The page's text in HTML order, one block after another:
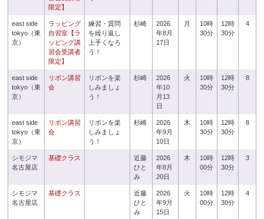
限定】
east side
tokyo（東
京）
ラッピング
自習室【ラ
ッピング講
習会受講者
限定】
練習・質問
を繰り返し
上手くなろ
う！
杉崎
2026
年8月
17日
月
10時
30分
12時
30分
4
east side
tokyo（東
京）
リボン講習
会
リボンを楽
しみましょ
う！
杉崎
2026
年10
月13
日
火
10時
30分
12時
30分
8
east side
tokyo（東
京）
リボン講習
会
リボンを楽
しみましょ
う！
杉崎
2026
年9月
10日
木
10時
30分
12時
30分
8
シモジマ
名古屋店
基礎クラス
近藤
ひと
み
2026
年8月
20日
木
10時
00分
12時
30分
3
シモジマ
名古屋店
基礎クラス
近藤
ひと
み
2026
年9月
15日
火
10時
00分
12時
30分
4